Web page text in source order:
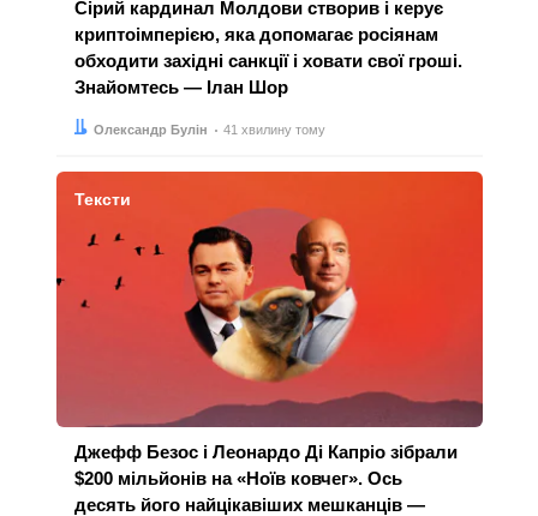
Сірий кардинал Молдови створив і керує
криптоімперією, яка допомагає росіянам
обходити західні санкції і ховати свої гроші.
Знайомтесь — Ілан Шор
Автор:
Олександр Булін
Дата: 41 хвилину тому
Тексти
Джефф Безос і Леонардо Ді Капріо зібрали
$200 мільйонів на «Ноїв ковчег». Ось
десять його найцікавіших мешканців —